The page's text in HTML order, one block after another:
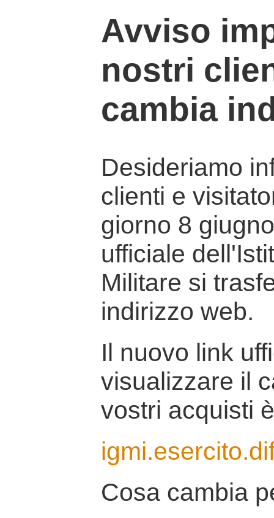
Avviso
nostri
cambia
Desideriamo
clienti e
giorno 8
ufficiale
Militare si
indirizzo web.
Il nuovo link
visualizzare il
vostri acquisti
Cosa cambia